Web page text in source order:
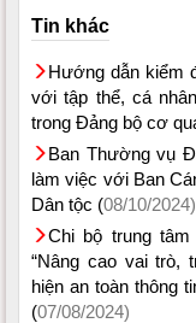
Tin khác
Hướng dẫn kiểm
với tập thể, cá
trong Đảng bộ cơ
Ban Thường vụ
làm việc với Ban
Dân tộc (08/10/2024)
Chi bộ trung
“Nâng cao vai trò,
hiện an toàn thông
(07/08/2024)